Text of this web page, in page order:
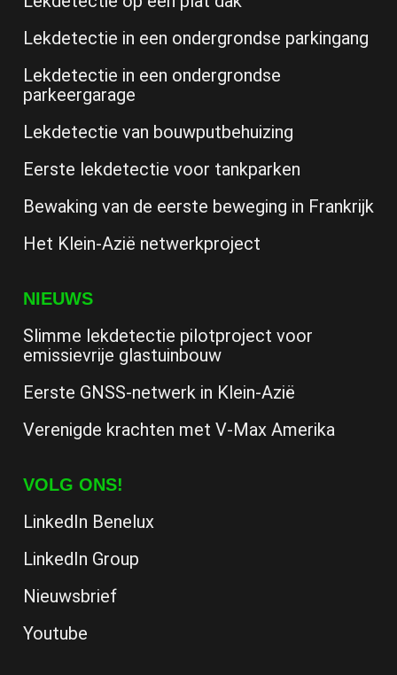
Lekdetectie in een ondergrondse parkingang
Lekdetectie in een ondergrondse
parkeergarage
Lekdetectie van bouwputbehuizing
Eerste lekdetectie voor tankparken
Bewaking van de eerste beweging in Frankrijk
Het Klein-Azië netwerkproject
NIEUWS
Slimme lekdetectie pilotproject voor
emissievrije glastuinbouw
Eerste GNSS-netwerk in Klein-Azië
Verenigde krachten met V-Max Amerika
VOLG ONS!
LinkedIn Benelux
LinkedIn Group
Nieuwsbrief
Youtube